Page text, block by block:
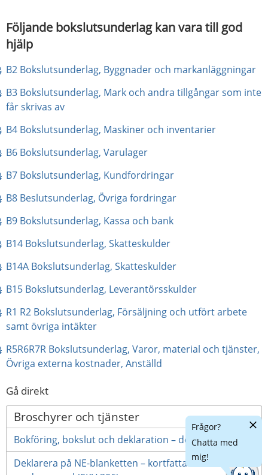
Följande bokslutsunderlag kan vara till god
hjälp
B2 Bokslutsunderlag, Byggnader och markanläggningar
B3 Bokslutsunderlag, Mark och andra tillgångar som inte
får skrivas avpdf, 11 kB.
B4 Bokslutsunderlag, Maskiner och inventarierpdf, 53 kB.
B6 Bokslutsunderlag, Varulagerpdf, 52 kB.
B7 Bokslutsunderlag, Kundfordringarpdf, 16 kB.
B8 Beslutsunderlag, Övriga fordringarpdf, 18 kB.
B9 Bokslutsunderlag, Kassa och bankpdf, 24 kB.
B14 Bokslutsunderlag, Skatteskulderpdf, 18 kB.
B14A Bokslutsunderlag, Skatteskulderpdf, 18 kB.
B15 Bokslutsunderlag, Leverantörsskulderpdf, 17 kB.
R1 R2 Bokslutsunderlag, Försäljning och utfört arbete
samt övriga intäkter
R5R6R7R Bokslutsunderlag, Varor, material och tjänster,
Övriga externa kostnader, Anställd
Gå direkt
Broschyrer och tjänster
Bokföring, bokslut och deklaration – del 1 (SKV 282)
Deklarera på NE-blanketten – kortfattad information
Frågor?
Chatta med
mig!
Dölj